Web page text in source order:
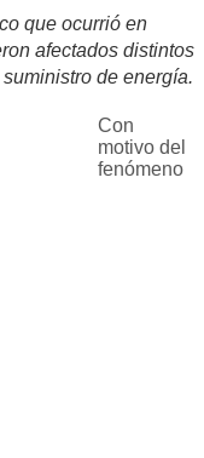
que ocurrió en
afectados distintos
de energía.
Con
motivo del
fenómeno